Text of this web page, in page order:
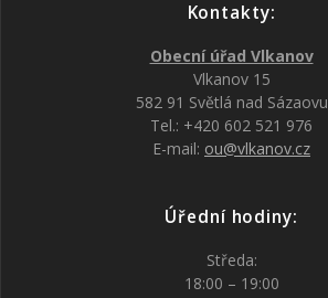
Kontakty:
Obecní úřad Vlkanov
Vlkanov 15
582 91 Světlá nad Sázaovu
Tel.: +420 602 521 976
E-mail: ou@vlkanov.cz
Úřední hodiny:
Středa:
18:00 – 19:00